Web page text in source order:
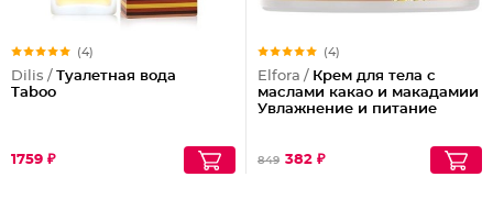
(4)
Dilis / Туалетная вода
Taboo
1759 ₽
(4)
Elfora / Крем для тела с
маслами какао и макадамии
Увлажнение и питание
849 382 ₽